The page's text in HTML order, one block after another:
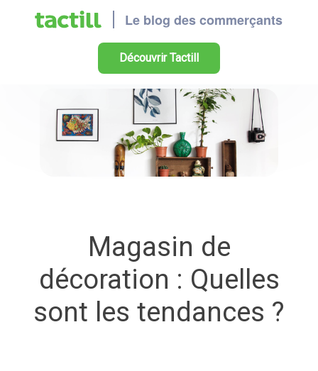
Découvrir Tactill
Magasin de
décoration : Quelles
sont les tendances ?